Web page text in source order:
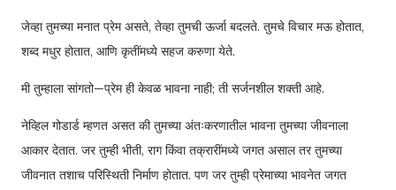
जेव्हा तुमच्या मनात प्रेम असते, तेव्हा तुमची ऊर्जा बदलते. तुमचे विचार मऊ होतात,
शब्द मधुर होतात, आणि कृतींमध्ये सहज करुणा येते.
मी तुम्हाला सांगतो—प्रेम ही केवळ भावना नाही; ती सर्जनशील शक्ती आहे.
नेव्हिल गोडार्ड म्हणत असत की तुमच्या अंतःकरणातील भावना तुमच्या जीवनाला
आकार देतात. जर तुम्ही भीती, राग किंवा तक्रारींमध्ये जगत असाल तर तुमच्या
जीवनात तशाच परिस्थिती निर्माण होतात. पण जर तुम्ही प्रेमाच्या भावनेत जगत